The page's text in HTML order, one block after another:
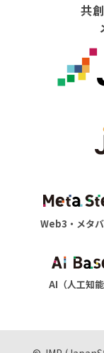
共
Web3・メタ
AI（人工知能